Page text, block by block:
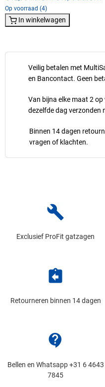
Veilig betalen met
en Bancontact. Geen
Van bijna elke maat 2
dezelfde dag verzonden
Binnen 14 dagen
vragen of klachten.
Op voorraad (4)
In winkelwagen
build
Exclusief ProFit gatzagen
assignment_return
Retourneren binnen 14 dagen
contact_support
Bellen en Whatsapp +31 6 4643
7845